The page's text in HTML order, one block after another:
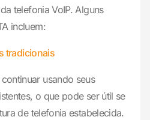
telefonia VoIP. Alguns
incluem:
tradicionais
usando seus
o que pode ser útil se
de telefonia estabelecida.